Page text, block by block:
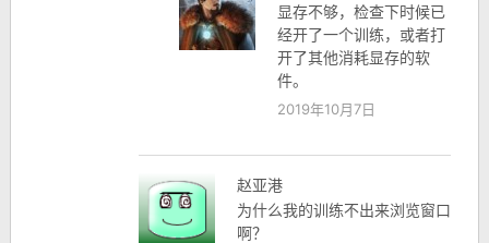
显存不够，检查下时候已
经开了一个训练，或者打
开了其他消耗显存的软
件。
2019年10月7日
赵亚港
为什么我的训练不出来浏览窗口
啊？